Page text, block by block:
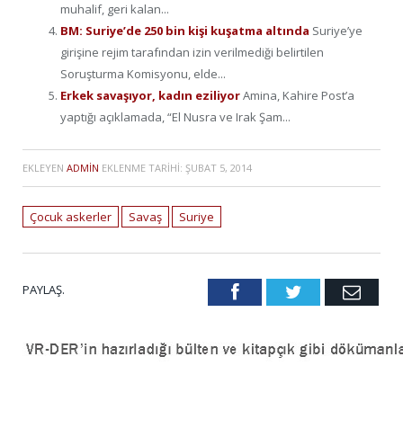
muhalif, geri kalan...
BM: Suriye’de 250 bin kişi kuşatma altında Suriye’ye
girişine rejim tarafından izin verilmediği belirtilen
Soruşturma Komisyonu, elde...
Erkek savaşıyor, kadın eziliyorAmina, Kahire Post’a
yaptığı açıklamada, “El Nusra ve Irak Şam...
EKLEYEN ADMIN EKLENME TARIHI: ŞUBAT 5, 2014
Çocuk askerler Savaş Suriye
PAYLAŞ. FacebookTwitter Email